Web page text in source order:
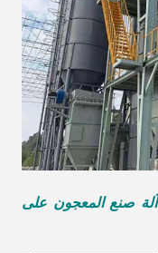
آلة صنع المعجون على